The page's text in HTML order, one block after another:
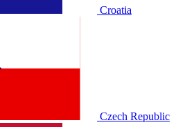
Croatia
Czech Republic